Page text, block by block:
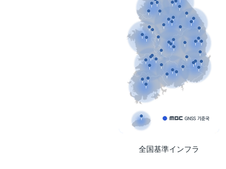
全国基準インフラ